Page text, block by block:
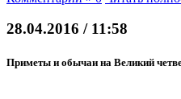
28.04.2016 / 11:58
Приметы и обычаи на Великий